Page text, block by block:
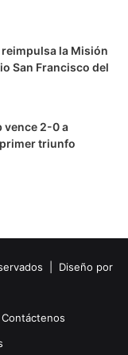
la Misión
San Francisco del
vence 2-0 a
triunfo
| Diseño por
Contáctenos